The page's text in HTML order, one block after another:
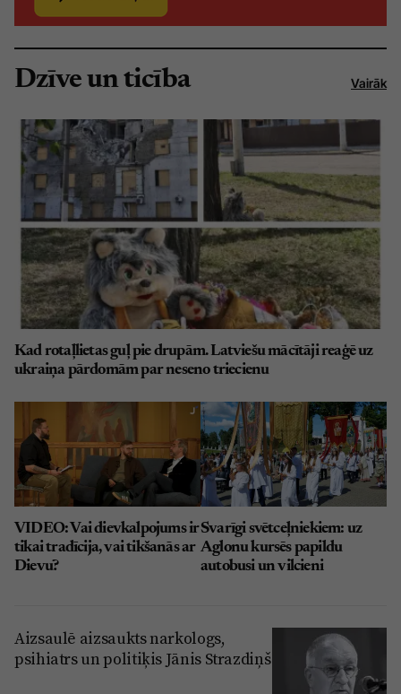
Dzīve un ticība Vairāk
Kad rotaļlietas guļ pie drupām. Latviešu mācītāji reaģē uz
ukraiņa pārdomām par neseno triecienu
VIDEO: Vai dievkalpojums ir
tikai tradīcija, vai tikšanās ar
Dievu?
Svarīgi svētceļniekiem: uz
Aglonu kursēs papildu
autobusi un vilcieni
Aizsaulē aizsaukts narkologs,
psihiatrs un politiķis Jānis Strazdiņš